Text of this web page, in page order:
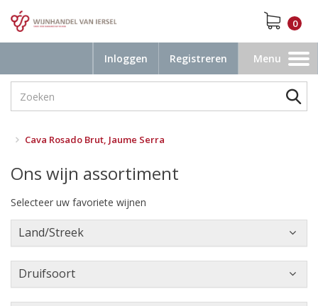
0
Inloggen Registreren
Toggle
navigation
Menu
Cava Rosado Brut, Jaume Serra
Ons wijn assortiment
Selecteer uw favoriete wijnen
Land/Streek
Druifsoort